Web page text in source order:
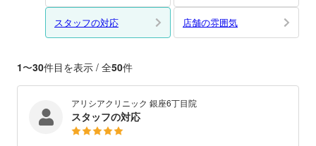
スタッフの対応 店舗の雰囲気
1〜30件目を表示 / 全50件
アリシアクリニック 銀座6丁目院
スタッフの対応